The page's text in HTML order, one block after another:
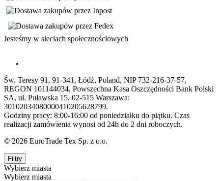
Jesteśmy w sieciach społecznościowych
Św. Teresy 91, 91-341, Łódź, Poland, NIP 732-216-37-57,
REGON 101144034, Powszechna Kasa Oszczędności Bank Polski
SA, ul. Puławska 15, 02-515 Warszawa:
30102034080000410205628799.
Godziny pracy: 8:00-16:00 od poniedziałku do piątku. Czas
realizacji zamówienia wynosi od 24h do 2 dni roboczych.
© 2026 EuroTrade Tex Sp. z o.o.
Filtry
Wybierz miasta
Wybierz miasta